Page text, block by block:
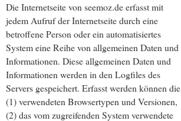
Die Internetseite von seemoz.de erfasst mit
jedem Aufruf der Internetseite durch eine
betroffene Person oder ein automatisiertes
System eine Reihe von allgemeinen Daten und
Informationen. Diese allgemeinen Daten und
Informationen werden in den Logfiles des
Servers gespeichert. Erfasst werden können die
(1) verwendeten Browsertypen und Versionen,
(2) das vom zugreifenden System verwendete